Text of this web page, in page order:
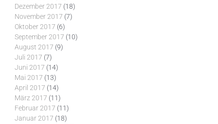
Dezember 2017 (18)
November 2017 (7)
Oktober 2017 (6)
September 2017 (10)
August 2017 (9)
Juli 2017 (7)
Juni 2017 (14)
Mai 2017 (13)
April 2017 (14)
März 2017 (11)
Februar 2017 (11)
Januar 2017 (18)